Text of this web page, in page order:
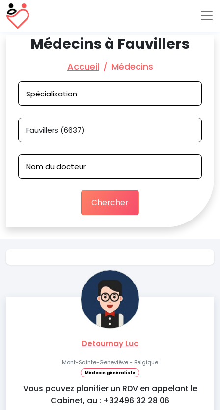
Médecins à Fauvillers
Accueil Médecins
Chercher
Detournay Luc
Mont-Sainte-Geneviève - Belgique
Médecin généraliste
Vous pouvez planifier un RDV en appelant le
Cabinet, au : +32496 32 28 06